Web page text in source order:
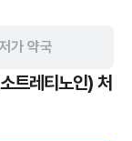
가 약국
트레티노인) 처